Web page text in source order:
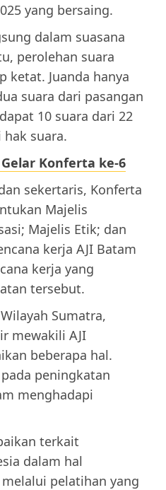
yang bersaing.
dalam suasana
perolehan suara
ketat. Juanda hanya
suara dari pasangan
10 suara dari 22
suara.
Konferta ke-6
sekertaris, Konferta
Majelis
Majelis Etik; dan
kerja AJI Batam
kerja yang
tersebut.
Sumatra,
mewakili AJI
beberapa hal.
peningkatan
menghadapi
terkait
dalam hal
pelatihan yang